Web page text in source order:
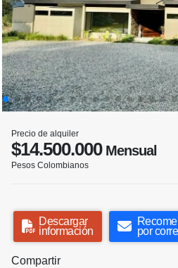
Precio de alquiler
$14.500.000Mensual
Pesos Colombianos
Descargar
información
por
Compartir